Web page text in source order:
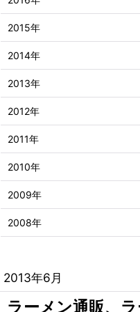
2013年6月
ラーメン通販、
2015年
2014年
2013年
2012年
2011年
2010年
2009年
2008年